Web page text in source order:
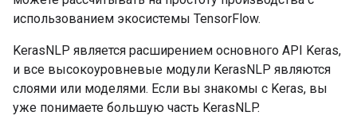
использованием экосистемы TensorFlow.
KerasNLP является расширением основного API Keras,
и все высокоуровневые модули KerasNLP являются
слоями или моделями. Если вы знакомы с Keras, вы
уже понимаете большую часть KerasNLP.